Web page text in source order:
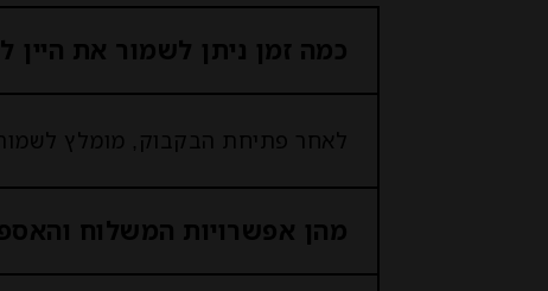
כמה זמן ניתן לשמור את היין
לאחר פתיחת הבקבוק, מומלץ לשמור את היין במקרר
מהן אפשרויות המשלוח